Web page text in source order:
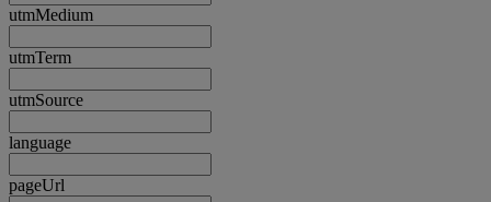
utmMedium
utmTerm
utmSource
language
pageUrl